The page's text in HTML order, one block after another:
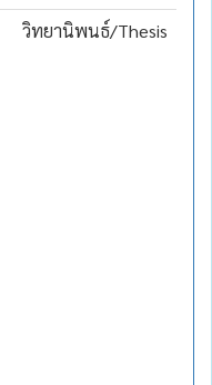
วิทยานิพนธ์/Thesis